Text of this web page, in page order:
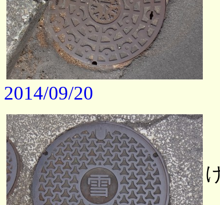
2014/09/20